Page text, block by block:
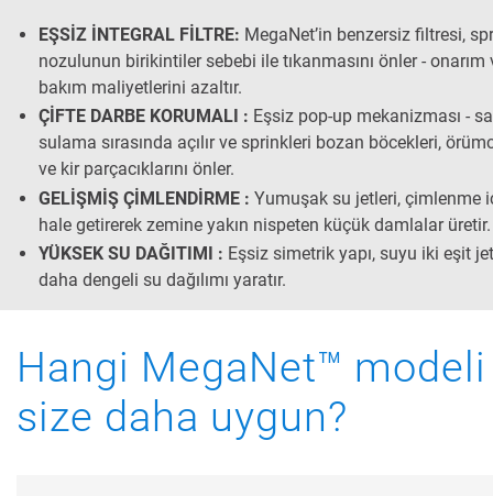
EŞSİZ İNTEGRAL FİLTRE: MegaNet’in benzersiz filtresi,
nozulunun birikintiler sebebi ile tıkanmasını önler - onarım
bakım maliyetlerini azaltır.
ÇİFTE DARBE KORUMALI : Eşsiz pop-up mekanizması -
sulama sırasında açılır ve sprinkleri bozan böcekleri,
ve kir parçacıklarını önler.
GELİŞMİŞ ÇİMLENDİRME : Yumuşak su jetleri, çimlenme
hale getirerek zemine yakın nispeten küçük damlalar üretir.
YÜKSEK SU DAĞITIMI : Eşsiz simetrik yapı, suyu iki eşit
daha dengeli su dağılımı yaratır.
Hangi MegaNet™ modeli
size daha uygun?